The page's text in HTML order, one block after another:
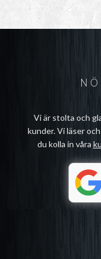
Vi är stolta och
kunder. Vi läser
du kolla in våra